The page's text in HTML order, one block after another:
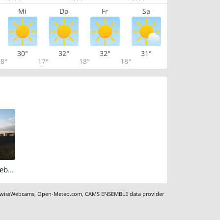
Mi Do Fr Sa
30°
17°
32°
18°
32°
18°
31°
Bellikon: Sunneberg: Rehaklinik Bellikon
,Open-Meteo.com,CAMS ENSEMBLE data provider